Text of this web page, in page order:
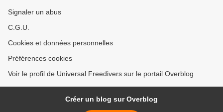
Signaler un abus
C.G.U.
Cookies et données personnelles
Préférences cookies
Voir le profil de Universal Freedivers sur le portail Overblog
Créer un blog sur Overblog